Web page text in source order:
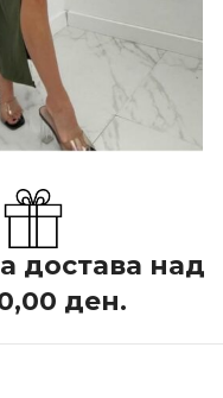
достава над
ден.